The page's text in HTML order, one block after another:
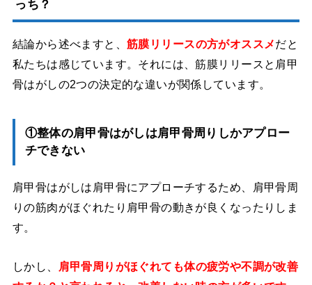
っち？
結論から述べますと、筋膜リリースの方がオススメだと
私たちは感じています。それには、筋膜リリースと肩甲
骨はがしの2つの決定的な違いが関係しています。
①整体の肩甲骨はがしは肩甲骨周りしかアプロー
チできない
肩甲骨はがしは肩甲骨にアプローチするため、肩甲骨周
りの筋肉がほぐれたり肩甲骨の動きが良くなったりしま
す。
しかし、
肩甲骨周りがほぐれても体の疲労や不調が改善